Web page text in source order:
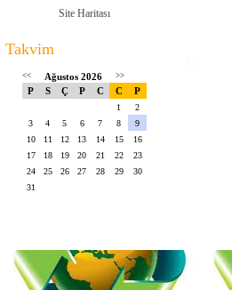
Site Haritası
Takvim
<< Ağustos 2026 >>
P S Ç P C C P
1
2
3
4 5 6 7 8
9
10
11 12 13 14 15
16
17
18 19 20 21 22
23
24
25 26 27 28 29
30
31